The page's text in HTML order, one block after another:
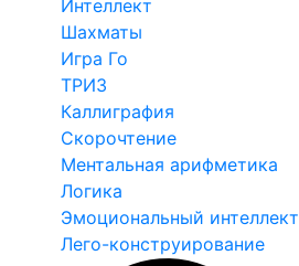
Интеллект
Шахматы
Игра Го
ТРИЗ
Каллиграфия
Скорочтение
Ментальная арифметика
Логика
Эмоциональный интеллект
Лего-конструирование